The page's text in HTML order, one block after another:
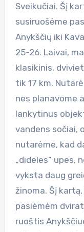
Sveikučiai. Šį kartelį, puspenkto žmogaus,
susiruošėme
Anykščių iki
25-26. Laivai,
klasikinis,
tik 17 km.
nes planavome
lankytinus
vandens sočiai,
nutarėme, kad
„dideles” upes,
vyksta daug
žinoma. Šį
pasiėmėm
ruoštis